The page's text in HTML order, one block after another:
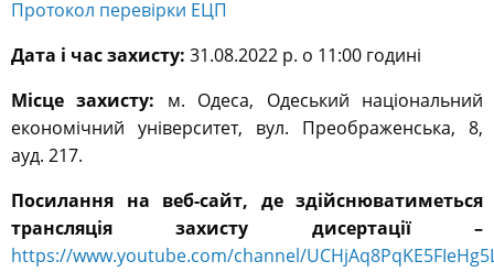
Протокол перевірки ЕЦП
Дата і час захисту: 31.08.2022 р. о 11:00 годині
Місце захисту: м. Одеса, Одеський національний
економічний університет, вул. Преображенська, 8,
ауд. 217.
Посилання на веб-сайт, де здійснюватиметься
трансляція захисту дисертації –
https://www.youtube.com/channel/